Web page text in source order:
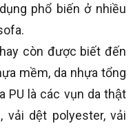
phổ biến ở nhiều
còn được biết đến
mềm, da nhựa tổng
PU là các vụn da thật
vải dệt polyester, vải